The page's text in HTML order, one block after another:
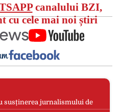
canalului BZI,
cu cele mai noi știri
susținerea jurnalismului de